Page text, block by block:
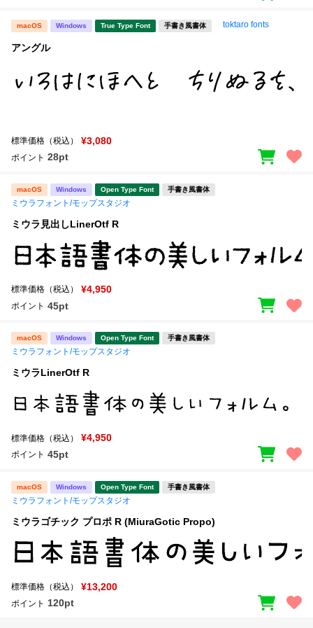
macOS Windows True Type Font 手書き風書体 toktaro fonts
アングル
標準価格（税込） ¥3,080
ポイント 28pt
macOS Windows Open Type Font 手書き風書体
ミウラフォント/モップスタジオ
ミウラ見出しLinerOtf R
標準価格（税込） ¥4,950
ポイント 45pt
macOS Windows Open Type Font 手書き風書体
ミウラフォント/モップスタジオ
ミウラLinerOtf R
標準価格（税込） ¥4,950
ポイント 45pt
macOS Windows Open Type Font 手書き風書体
ミウラフォント/モップスタジオ
ミウラゴチック プロポ R (MiuraGotic Propo)
標準価格（税込） ¥13,200
ポイント 120pt